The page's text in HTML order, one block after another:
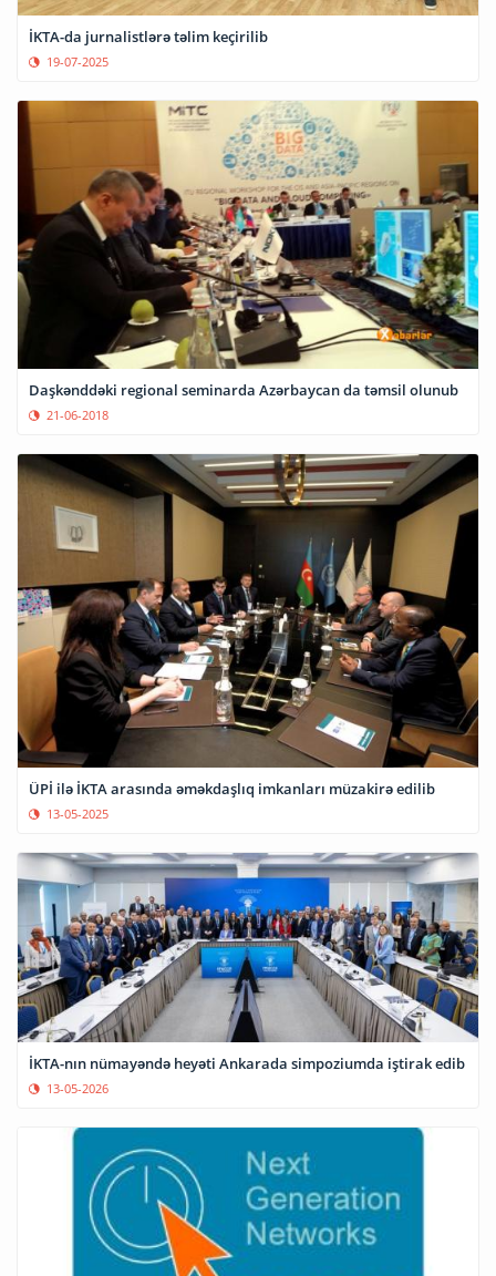
İKTA-da jurnalistlərə təlim keçirilib
19-07-2025
Daşkənddəki regional seminarda Azərbaycan da təmsil olunub
21-06-2018
ÜPİ ilə İKTA arasında əməkdaşlıq imkanları müzakirə edilib
13-05-2025
İKTA-nın nümayəndə heyəti Ankarada simpoziumda iştirak edib
13-05-2026